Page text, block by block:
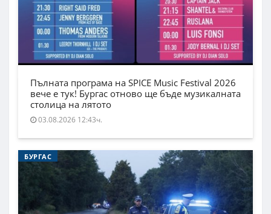
Пълната програма на SPICE Music Festival 2026
вече е тук! Бургас отново ще бъде музикалната
столица на лятото
03.08.2026 12:43ч.
БУРГАС